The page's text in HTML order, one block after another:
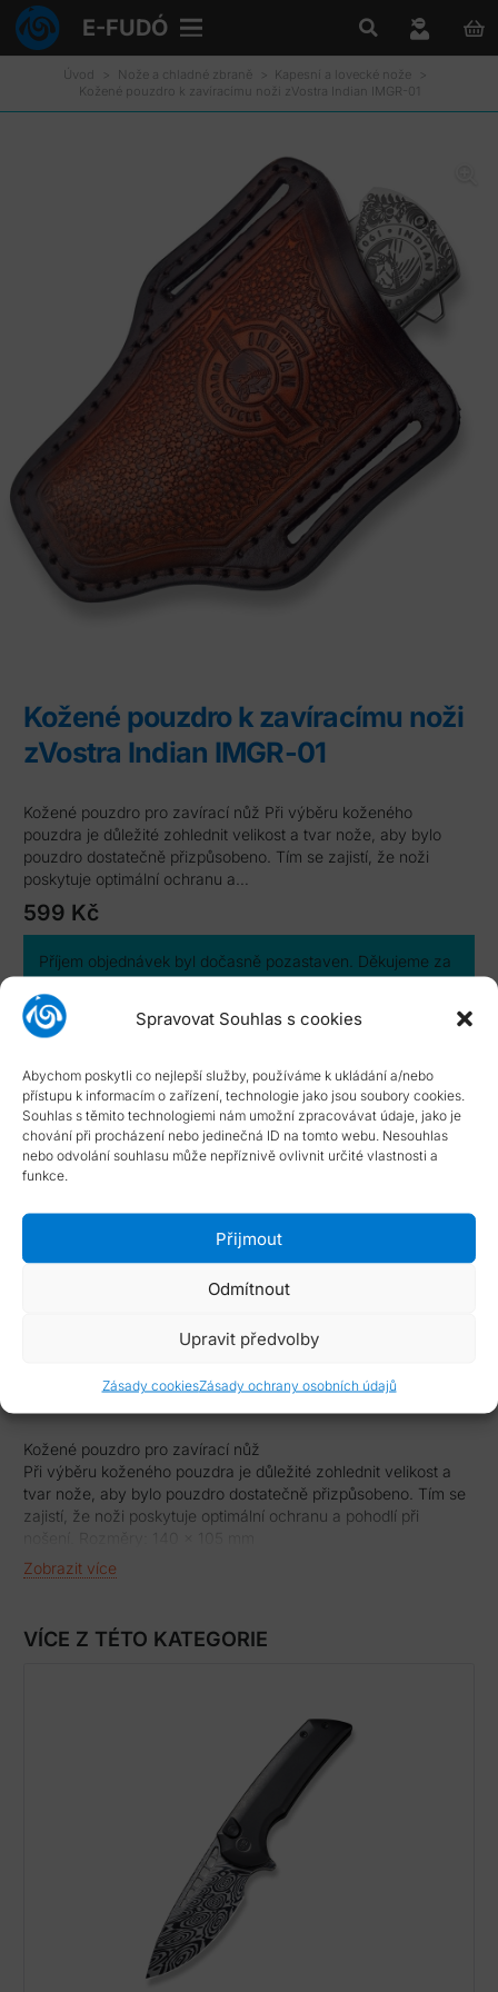
Spravovat Souhlas s cookies
Abychom poskytli co nejlepší služby, používáme k ukládání a/nebo
přístupu k informacím o zařízení, technologie jako jsou soubory cookies.
Souhlas s těmito technologiemi nám umožní zpracovávat údaje, jako je
chování při procházení nebo jedinečná ID na tomto webu. Nesouhlas
nebo odvolání souhlasu může nepříznivě ovlivnit určité vlastnosti a
funkce.
Přijmout
Odmítnout
Upravit předvolby
Zásady cookiesZásady ochrany osobních údajů
E-FUDÓ
Úvod > Nože a chladné zbraně > Kapesní a lovecké nože
>
Kožené pouzdro k zavíracímu noži zVostra Indian IMGR-01
Kožené pouzdro k zavíracímu noži
zVostra Indian IMGR-01
Kožené pouzdro pro zavírací nůž Při výběru koženého
pouzdra je důležité zohlednit velikost a tvar nože, aby bylo
pouzdro dostatečně přizpůsobeno. Tím se zajistí, že noži
poskytuje optimální ochranu a…
599 Kč
Příjem objednávek byl dočasně pozastaven. Děkujeme za
pochopení.
Katalogové číslo:
K-H163_P
Dostupnost:skladové položky dodány do 4 dnů
NÁPOVĚDA
Typ smlouvy
Dostupnost zboží
Kožené pouzdro pro zavírací nůž
Při výběru koženého pouzdra je důležité zohlednit velikost a
tvar nože, aby bylo pouzdro dostatečně přizpůsobeno. Tím se
zajistí, že noži poskytuje optimální ochranu a pohodlí při
nošení. Rozměry: 140 x 105 mm
materiál: hovězinová třísločiněná useň – kůže dovezená z
Argentiny
range group)
ruční šití splétanou nití průměru 1 mm proplétaným stehem
Potřebujete poradit?Rádi vám pomůžeme s výběrem nebo
zodpovíme vaše otázky k produktům! Zavolejte na naši
zákaznickou linku 702 049 048, která je pro vás k dispozici Po
– Pá, 7:30 – 16:00! Dellinger záruka – upozorněníProdukty,
které Vám dodá Dellinger přicházejí se 100% zárukou
spokojenosti nebo zárukou vrácení peněz bez rizika.
Garantujeme vynikající produkt, který vám poskytne tu nejlepší
službu a je prověřen mnoha
Zobrazit více
VÍCE Z TÉTO KATEGORIE